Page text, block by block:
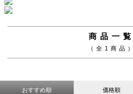
商品一覧
（全1商品）
おすすめ順 価格順